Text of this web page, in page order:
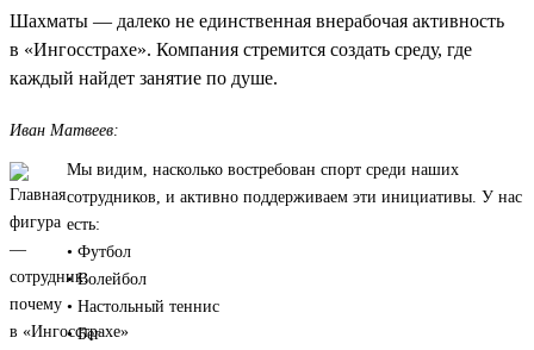
Шахматы — далеко не единственная внерабочая активность
в «Ингосстрахе». Компания стремится создать среду, где
каждый найдет занятие по душе.
Иван Матвеев:
Мы видим, насколько востребован спорт среди наших
сотрудников, и активно поддерживаем эти инициативы. У нас
есть:
• Футбол
• Волейбол
• Настольный теннис
• Бег